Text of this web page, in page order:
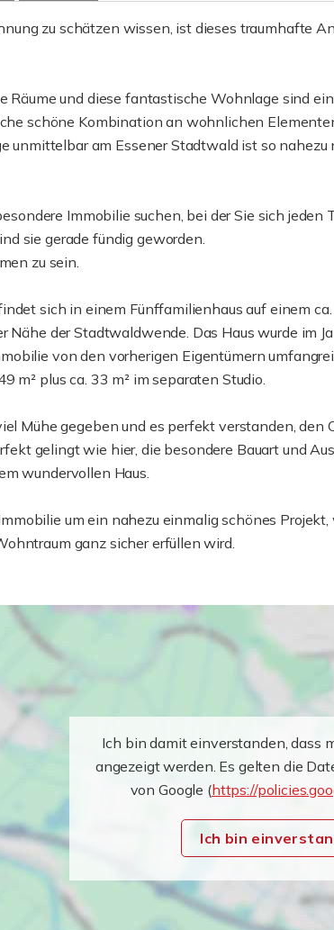
zu schätzen wissen, ist dieses traumhafte
Räume und diese fantastische Wohnlage sind
schöne Kombination an wohnlichen
unmittelbar am Essener Stadtwald ist so nahezu
Immobilie suchen, bei der Sie sich jeden
sie gerade fündig geworden.
zu sein.
sich in einem Fünffamilienhaus auf einem
Nähe der Stadtwaldwende. Das Haus wurde im
von den vorherigen Eigentümern
m² plus ca. 33 m² im separaten Studio.
Mühe gegeben und es perfekt verstanden, den
gelingt wie hier, die besondere Bauart und
wundervollen Haus.
um ein nahezu einmalig schönes
ganz sicher erfüllen wird.
Ich bin damit einverstanden, dass
angezeigt werden. Es gelten die
von Google (https://
Ich bin